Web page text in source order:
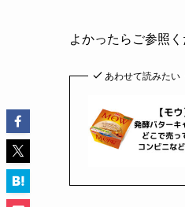
よかったらご参照く
あわせて読みたい